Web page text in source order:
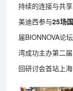
持续的连接与共
美迪西参与25场
届BIONNOVA论
湾成功主办第二
回研讨会首站上海